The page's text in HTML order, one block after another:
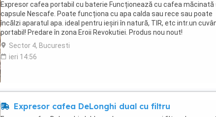
Expresor cafea portabil cu baterie Funcționează cu cafea măcinată
capsule Nescafe. Poate funcționa cu apa calda sau rece sau poate
încălzi aparatul apa. ideal pentru ieșiri în natură, TIR, etc intr.un
portabil! Predare în zona Eroii Revokutiei. Produs nou nout!
Sector 4, Bucuresti
ieri 14:56
Expresor cafea DeLonghi dual cu filtru